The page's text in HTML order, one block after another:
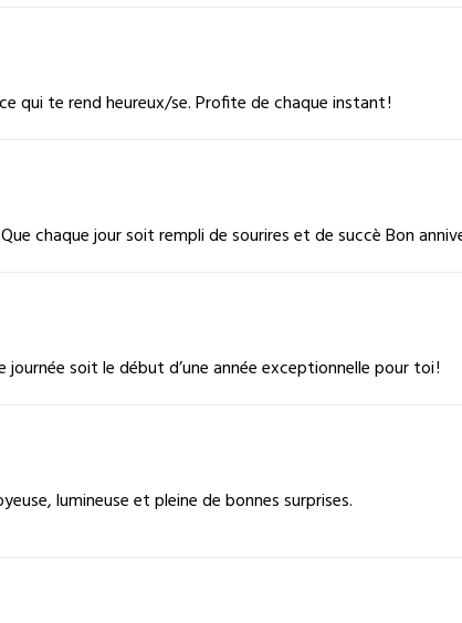
qui te rend heureux/se. Profite de chaque instant !
chaque jour soit rempli de sourires et de succè Bon
journée soit le début d’une année exceptionnelle pour toi !
lumineuse et pleine de bonnes surprises.